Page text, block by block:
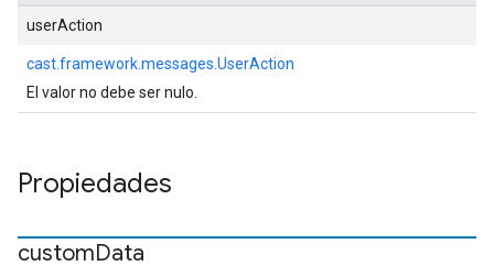
userAction
cast.framework.messages.UserAction
El valor no debe ser nulo.
Propiedades
customData